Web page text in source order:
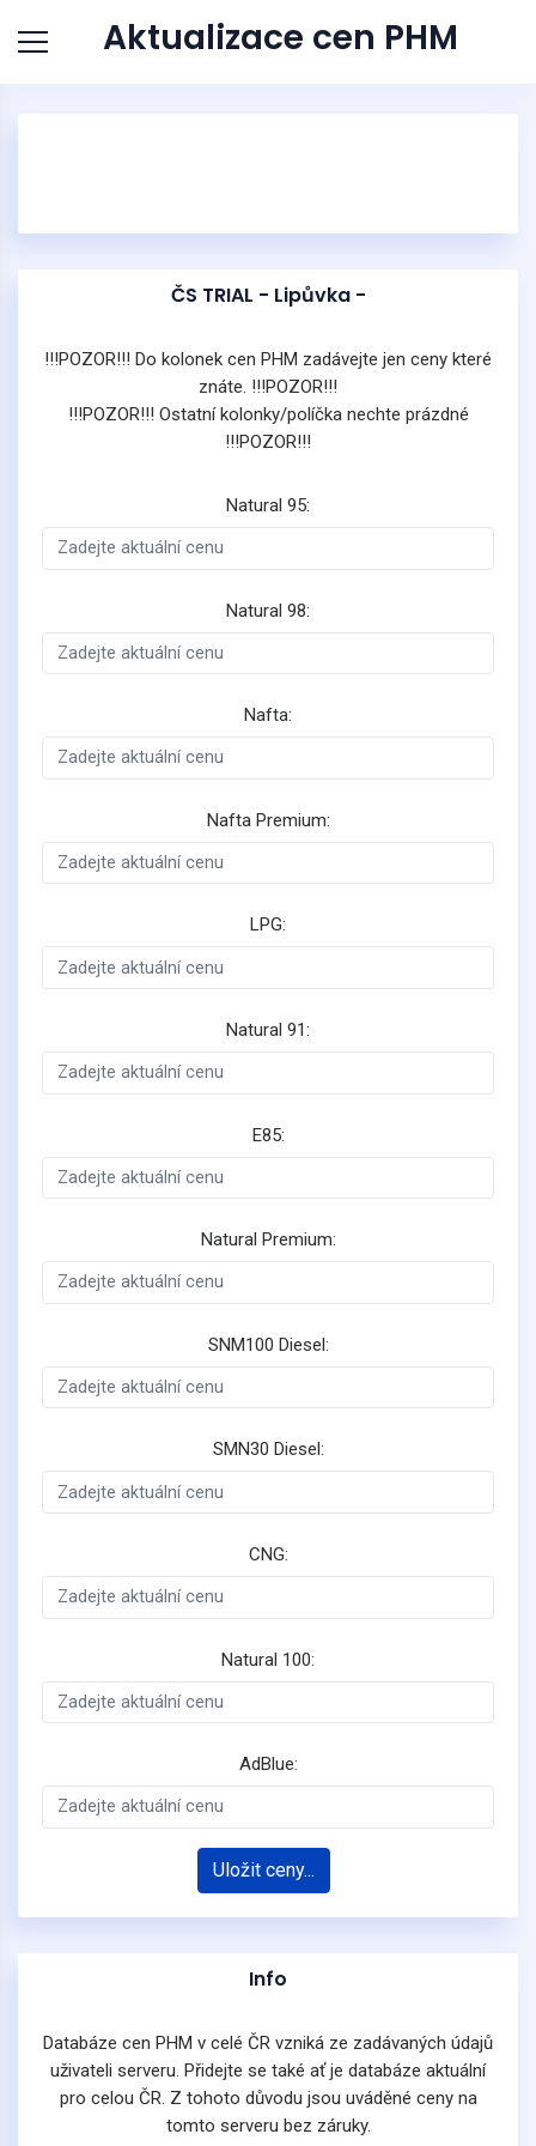
Aktualizace cen PHM
ČS TRIAL - Lipůvka -
!!!POZOR!!! Do kolonek cen PHM zadávejte jen ceny které
znáte. !!!POZOR!!!
!!!POZOR!!! Ostatní kolonky/políčka nechte prázdné
!!!POZOR!!!
Natural 95:
Natural 98:
Nafta:
Nafta Premium:
LPG:
Natural 91:
E85:
Natural Premium:
SNM100 Diesel:
SMN30 Diesel:
CNG:
Natural 100:
AdBlue:
Uložit ceny...
Info
Databáze cen PHM v celé ČR vzniká ze zadávaných údajů
uživateli serveru. Přidejte se také ať je databáze aktuální
pro celou ČR. Z tohoto důvodu jsou uváděné ceny na
tomto serveru bez záruky.